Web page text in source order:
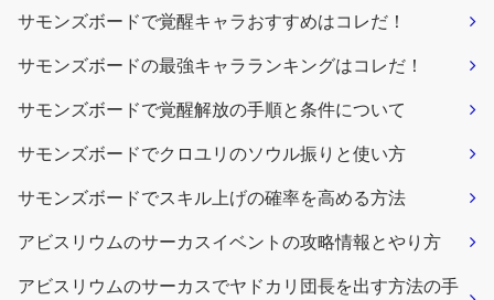
サモンズボードで覚醒キャラおすすめはコレだ！
サモンズボードの最強キャラランキングはコレだ！
サモンズボードで覚醒解放の手順と条件について
サモンズボードでクロユリのソウル振りと使い方
サモンズボードでスキル上げの確率を高める方法
アビスリウムのサーカスイベントの攻略情報とやり方
アビスリウムのサーカスでヤドカリ団長を出す方法の手